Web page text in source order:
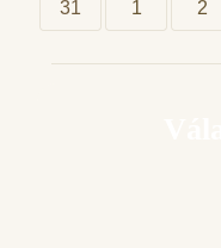
31 1 2